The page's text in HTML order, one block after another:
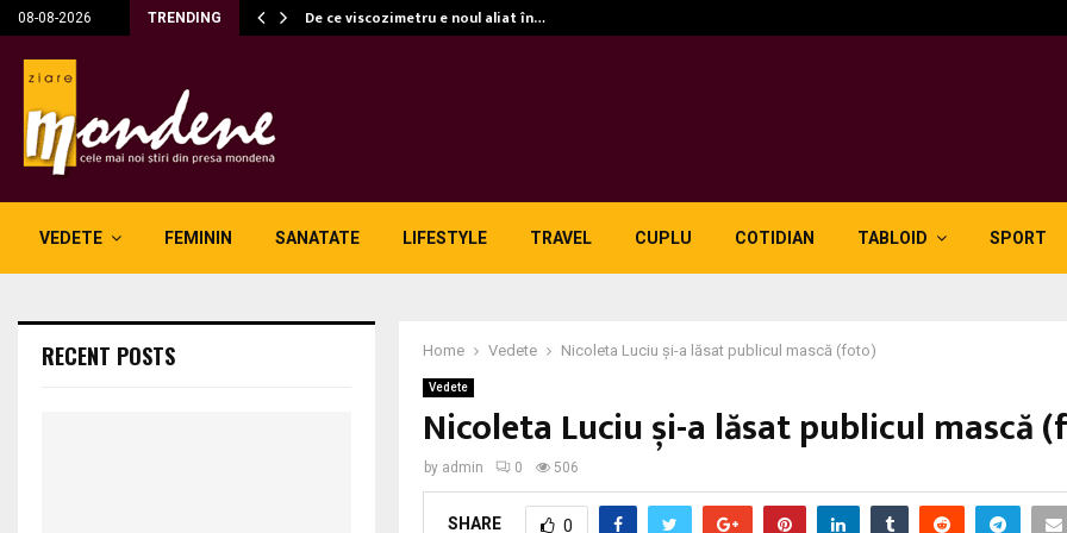
08-08-2026 TRENDING De ce viscozimetru e noul aliat în…
VEDETE FEMININ SANATATE LIFESTYLE TRAVEL CUPLU COTIDIAN TABLOID SPORT
Home Vedete Nicoleta Luciu și-a lăsat publicul mască (foto)
Vedete
Nicoleta Luciu și-a lăsat publicul mască
by admin 0 506
SHARE 0
RECENT POSTS